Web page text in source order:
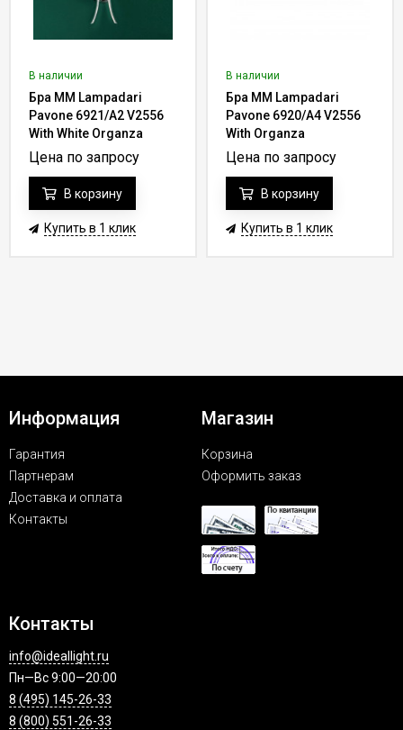
В наличии
Бра MM Lampadari
Pavone 6921/A2 V2556
With White Organza
Цена по запросу
В корзину
Купить в 1 клик
В наличии
Бра MM Lampadari
Pavone 6920/A4 V2556
With Organza
Цена по запросу
В корзину
Купить в 1 клик
Информация
Гарантия
Партнерам
Доставка и оплата
Контакты
Магазин
Корзина
Оформить заказ
Контакты
info@ideallight.ru
Пн—Вс 9:00—20:00
8 (495) 145-26-33
8 (800) 551-26-33